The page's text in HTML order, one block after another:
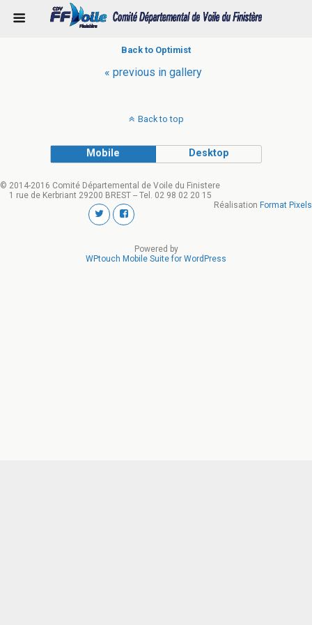
Back to Optimist
« previous in gallery
Back to top
Mobile Desktop
© 2014-2016 Comité Départemental de Voile du Finistere
1 rue de Kerbriant 29200 BREST -- Tel. 02 98 02 20 15
Réalisation Format Pixels
Powered by
WPtouch Mobile Suite for WordPress